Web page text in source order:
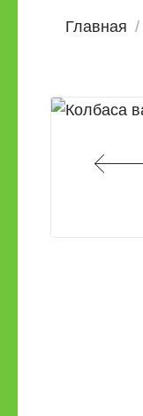
Главная /